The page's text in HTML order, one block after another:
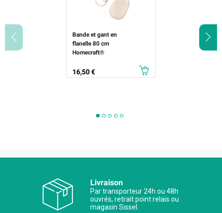
Bande et gant en
flanelle 80 cm
Homecraft®
Prix
16,50 €
Livraison
Par transporteur 24h ou 48h
ouvrés, retrait point relais ou
magasin Sissel.